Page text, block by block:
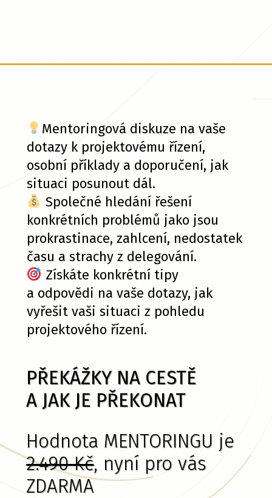
Mentoringová diskuze na vaše
dotazy k projektovému řízení,
osobní příklady a doporučení, jak
situaci posunout dál.
Společné hledání řešení
konkrétních problémů jako jsou
prokrastinace, zahlcení, nedostatek
času a strachy z delegování.
Získáte konkrétní tipy
a odpovědi na vaše dotazy, jak
vyřešit vaši situaci z pohledu
projektového řízení.
PŘEKÁŽKY NA CESTĚ
A JAK JE PŘEKONAT
Hodnota MENTORINGU je
2.490 Kč, nyní pro vás
ZDARMA